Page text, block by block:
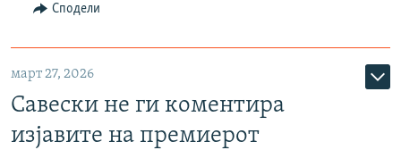
Сподели
март 27, 2026
Савески не ги коментира
изјавите на премиерот